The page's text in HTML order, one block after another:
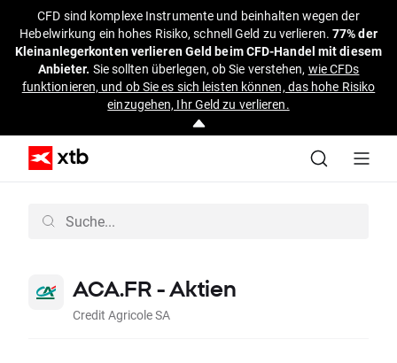
CFD sind komplexe Instrumente und beinhalten wegen der
Hebelwirkung ein hohes Risiko, schnell Geld zu verlieren.77% der
Kleinanlegerkonten verlieren Geld beim CFD-Handel mit diesem
Anbieter. Sie sollten überlegen, ob Sie verstehen, wie CFDs
funktionieren, und ob Sie es sich leisten können, das hohe Risiko
einzugehen, Ihr Geld zu verlieren.
ACA.FR - Aktien
Credit Agricole SA